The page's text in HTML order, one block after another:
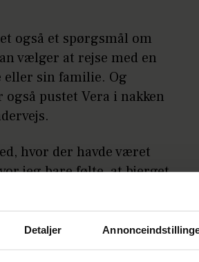
Detaljer
også et spørgsmål om
vælger at rejse med en
eller sin familie. Og
pustet Vera i nakken
hvor der havde været
jeg bare følte, at bjerget
altså jeg fik en
Der vendte jeg om og
vej. Der var også et
sov på en